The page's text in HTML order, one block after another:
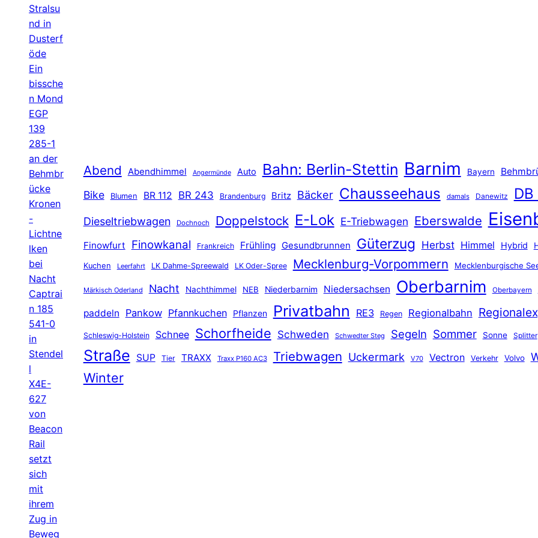
Stralsu
nd in
Dusterf
öde
Ein
bissche
n Mond
EGP
139
285-1
an der
Behmbr
ücke
Kronen
-
Lichtne
lken
bei
Nacht
Captrai
n 185
541-0
in
Stendel
l
X4E-
627
von
Beacon
Rail
setzt
sich
mit
ihrem
Zug in
Beweg
Abend Abendhimmel Angermünde Auto Bahn: Berlin-Stettin Barnim Bayern
Bike Blumen BR 112 BR 243 Brandenburg Britz Bäcker Chausseehaus damals Danewitz DB
Dieseltriebwagen Dochnoch Doppelstock E-Lok E-Triebwagen Eberswalde
Finowfurt Finowkanal Frankreich Frühling Gesundbrunnen Güterzug Herbst Himmel Hybrid
Kuchen Leerfahrt LK Dahme-Spreewald LK Oder-Spree Mecklenburg-Vorpommern Mecklenburgische
Märkisch Oderland Nacht Nachthimmel NEB Niederbarnim Niedersachsen Oberbarnim Oberbayern
paddeln Pankow Pfannkuchen Pflanzen Privatbahn RE3 Regen Regionalbahn
Schleswig-Holstein Schnee Schorfheide Schweden Schwedter Steg Segeln Sommer Sonne Splitter
Straße SUP Tier TRAXX Traxx P160 AC3 Triebwagen Uckermark V70 Vectron Verkehr Volvo
Winter